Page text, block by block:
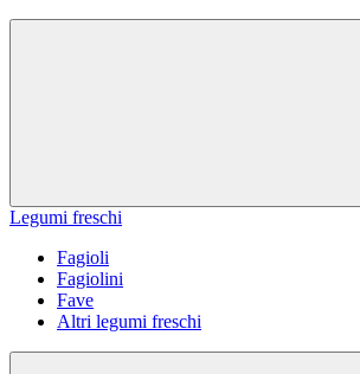
Legumi freschi
Fagioli
Fagiolini
Fave
Altri legumi freschi